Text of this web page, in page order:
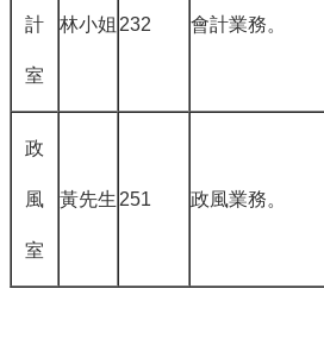
計
室
林小姐 232 會計業務。
政
風
室
黃先生 251 政風業務。